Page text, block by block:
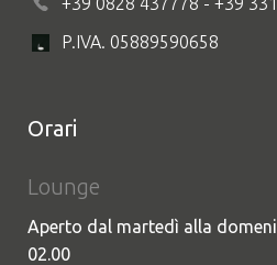
P.IVA. 05889590658
Orari
Lounge
Aperto dal martedì alla
02.00